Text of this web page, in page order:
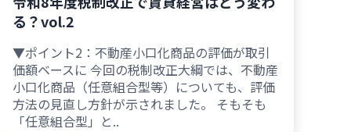
る？vol.2
▼ポイント2：不動産小口化商品の評価が取引
価額ベースに 今回の税制改正大綱では、不動産
小口化商品（任意組合型等）についても、評価
方法の見直し方針が示されました。 そもそも
「任意組合型」と..